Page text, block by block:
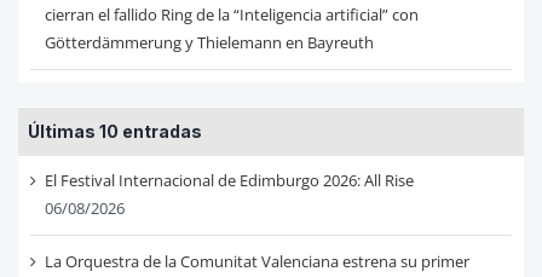
cierran el fallido Ring de la “Inteligencia artificial” con
Götterdämmerung y Thielemann en Bayreuth
Últimas 10 entradas
El Festival Internacional de Edimburgo 2026: All Rise
06/08/2026
La Orquestra de la Comunitat Valenciana estrena su primer